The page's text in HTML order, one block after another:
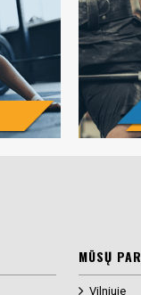
MŪSŲ
Vilniuje